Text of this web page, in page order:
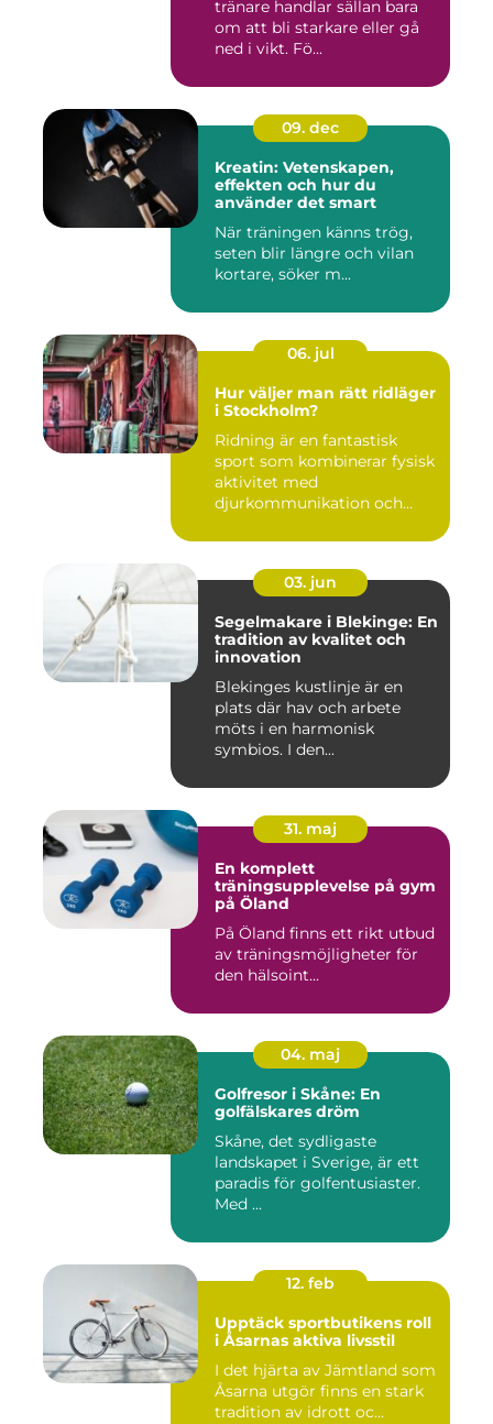
tränare handlar sällan bara
om att bli starkare eller gå
ned i vikt. Fö...
09. dec
Kreatin: Vetenskapen,
effekten och hur du
använder det smart
När träningen känns trög,
seten blir längre och vilan
kortare, söker m...
06. jul
Hur väljer man rätt ridläger
i Stockholm?
Ridning är en fantastisk
sport som kombinerar fysisk
aktivitet med
djurkommunikation och
03. jun
Segelmakare i Blekinge: En
tradition av kvalitet och
innovation
Blekinges kustlinje är en
plats där hav och arbete
möts i en harmonisk
symbios. I den...
31. maj
En komplett
träningsupplevelse på gym
på Öland
På Öland finns ett rikt utbud
av träningsmöjligheter för
den hälsoint...
04. maj
Golfresor i Skåne: En
golfälskares dröm
Skåne, det sydligaste
landskapet i Sverige, är ett
paradis för golfentusiaster.
Med ...
12. feb
Upptäck sportbutikens roll
i Åsarnas aktiva livsstil
I det hjärta av Jämtland som
Åsarna utgör finns en stark
tradition av idrott oc...